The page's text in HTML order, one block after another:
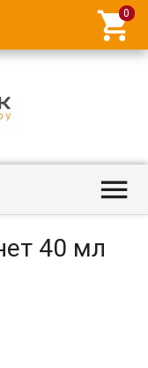


40 мл